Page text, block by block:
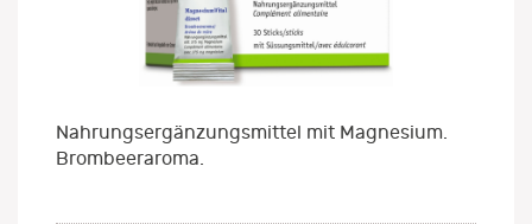
Nahrungsergänzungsmittel mit Magnesium.
Brombeeraroma.